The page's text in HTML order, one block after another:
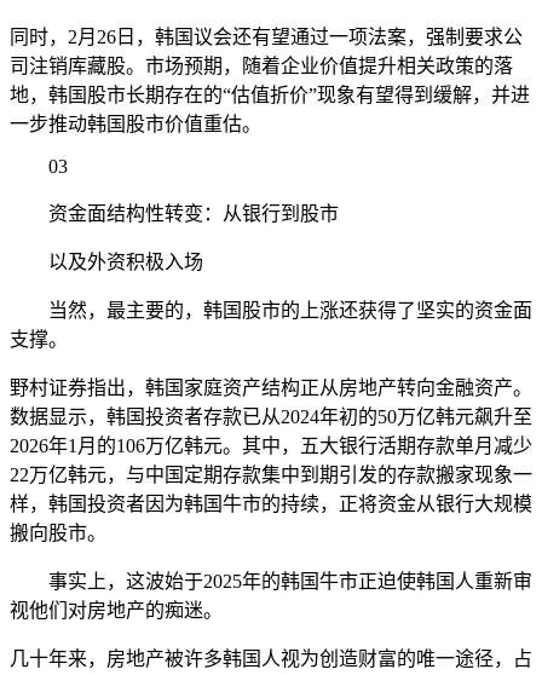
同时，2月26日，韩国议会还有望通过一项法案，强制要求公
司注销库藏股。市场预期，随着企业价值提升相关政策的落
地，韩国股市长期存在的“估值折价”现象有望得到缓解，并进
一步推动韩国股市价值重估。
03
资金面结构性转变：从银行到股市
以及外资积极入场
当然，最主要的，韩国股市的上涨还获得了坚实的资金面
支撑。
野村证券指出，韩国家庭资产结构正从房地产转向金融资产。
数据显示，韩国投资者存款已从2024年初的50万亿韩元飙升至
2026年1月的106万亿韩元。其中，五大银行活期存款单月减少
22万亿韩元，与中国定期存款集中到期引发的存款搬家现象一
样，韩国投资者因为韩国牛市的持续，正将资金从银行大规模
搬向股市。
事实上，这波始于2025年的韩国牛市正迫使韩国人重新审
视他们对房地产的痴迷。
几十年来，房地产被许多韩国人视为创造财富的唯一途径，占